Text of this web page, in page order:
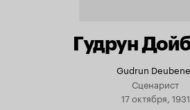
Гудрун
Gudrun
Сценарист
17 октября, 1931